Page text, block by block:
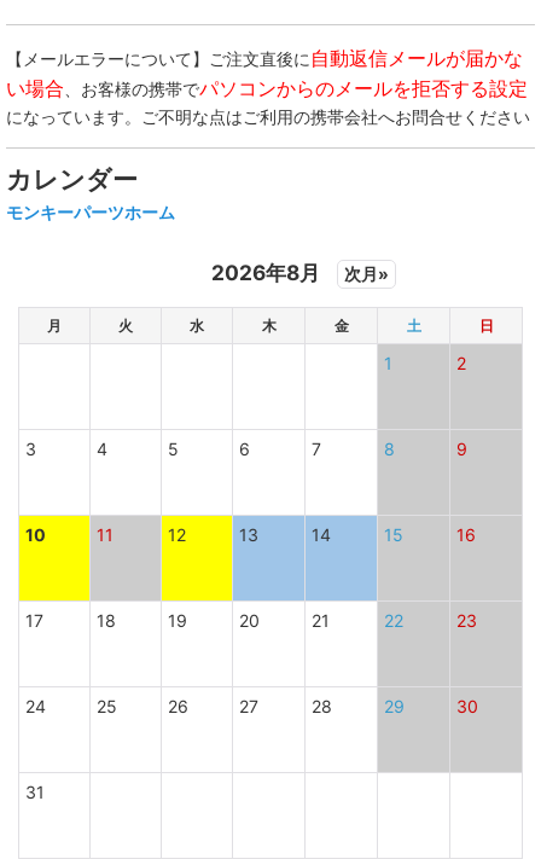
【メールエラーについて】ご注文直後に 自動返信メールが届かな
い場合 、お客様の携帯でパソコンからのメールを拒否する設定
になっています。ご不明な点はご利用の携帯会社へお問合せください
カレンダー
モンキーパーツホーム
2026年8月 次月»
月 火 水 木 金 土 日
1 2
3 4 5 6 7 8 9
10 11 12 13 14 15 16
17 18 19 20 21 22 23
24 25 26 27 28 29 30
31